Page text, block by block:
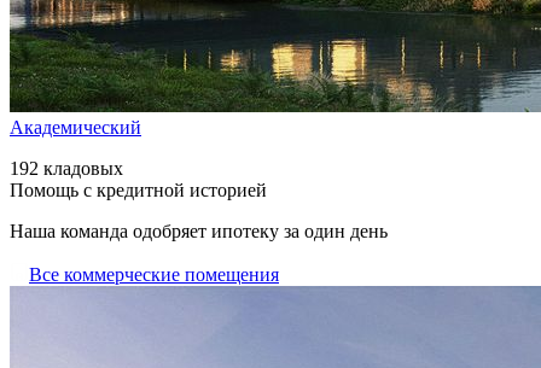
Академический
192 кладовых
Помощь с кредитной историей
Наша команда одобряет ипотеку за один день
Все коммерческие помещения